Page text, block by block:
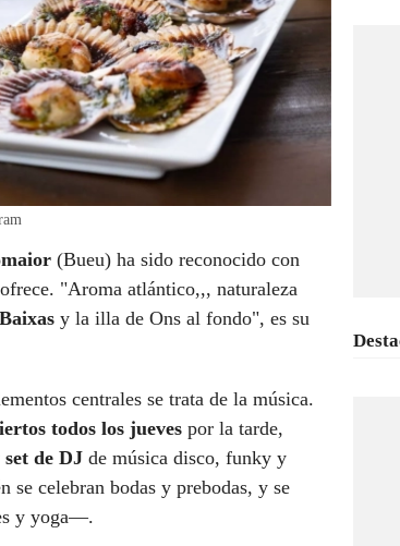
(Bueu) ha sido reconocido con
"Aroma atlántico,,, naturaleza
y la illa de Ons al fondo", es su
centrales se trata de la música.
todos los jueves por la tarde,
set de DJ de música disco, funky y
se celebran bodas y prebodas, y se
y yoga—.